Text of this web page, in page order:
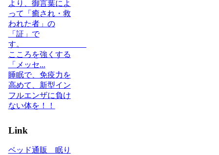
より、御言葉によ
って「癒され・救
われた者」の
「証」で
す。
こころを強くする
「メッセ...
睡眠で、免疫力を
高めて、新型イン
フルエンザに負け
ない体を！！
Link
ベッド通販 眠り